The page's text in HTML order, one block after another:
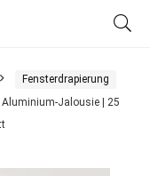
Fensterdrapierung
Aluminium-Jalousie | 25